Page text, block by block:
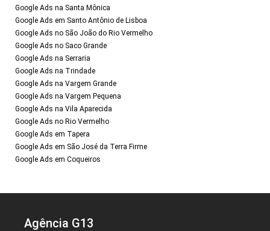
Google Ads na Santa Mônica
Google Ads em Santo Antônio de Lisboa
Google Ads no São João do Rio Vermelho
Google Ads no Saco Grande
Google Ads na Serraria
Google Ads na Trindade
Google Ads na Vargem Grande
Google Ads na Vargem Pequena
Google Ads na Vila Aparecida
Google Ads no Rio Vermelho
Google Ads em Tapera
Google Ads em São José da Terra Firme
Google Ads em Coqueiros
Agência G13